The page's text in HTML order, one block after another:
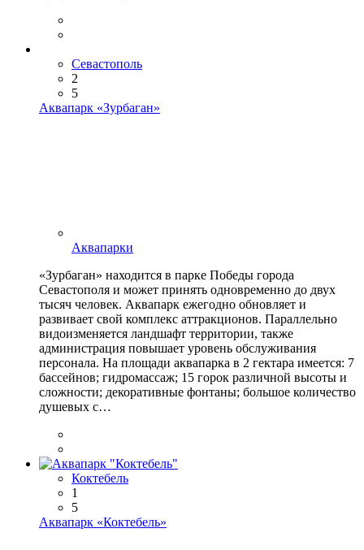
Севастополь
2
5
Аквапарк «Зурбаган»
Аквапарки
«Зурбаган» находится в парке Победы города
Севастополя и может принять одновременно до двух
тысяч человек. Аквапарк ежегодно обновляет и
развивает свой комплекс аттракционов. Параллельно
видоизменяется ландшафт территории, также
администрация повышает уровень обслуживания
персонала. На площади аквапарка в 2 гектара имеется: 7
бассейнов; гидромассаж; 15 горок различной высоты и
сложности; декоративные фонтаны; большое количество
душевых с…
Коктебель
1
5
Аквапарк «Коктебель»